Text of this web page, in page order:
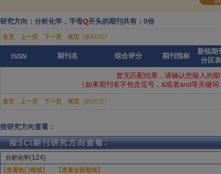
研究方向：分析化学，字母Q开头的期刊共有：0份
首页 上一页 下一页 尾页 (第0/0页)
ISSN 期刊名 综合评分 期刊指标
新锐期
分区
暂无匹配结果，请确认您输入的
（如果期刊名字包含逗号，&或者and等关键
首页 上一页 下一页 尾页 (第0/0页)
按研究方向查看：
分析化学(124)
【查看热门领域】 【查看全部领域】